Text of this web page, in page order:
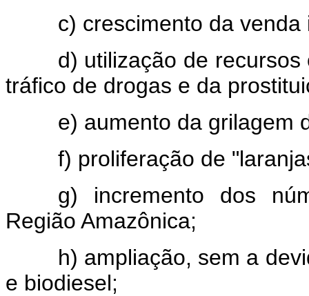
c) crescimento da
d) utilização de
tráfico de drogas e da
e) aumento da grilagem
f) proliferação de
g) incremento dos
Região Amazônica;
h) ampliação, sem a
e biodiesel;